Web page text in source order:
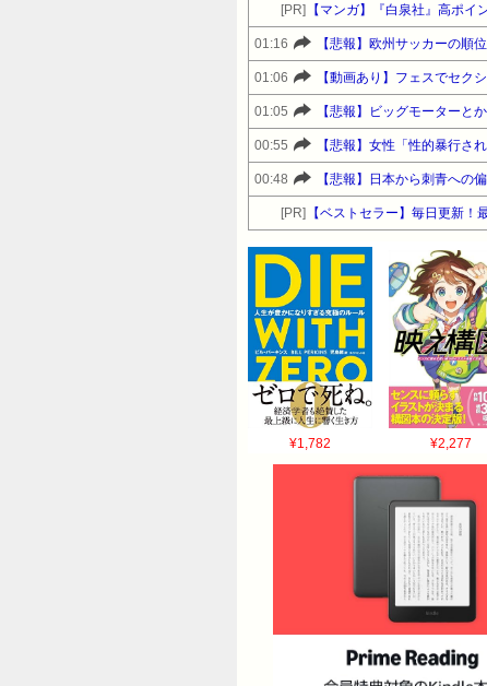
[PR] 【マンガ】『白泉社』高ポイ
01:16 【悲報】欧州サッカーの順
01:06 【動画あり】フェスでセク
01:05 【悲報】ビッグモーターと
00:55 【悲報】女性「性的暴行さ
00:48 【悲報】日本から刺青への
[PR] 【ベストセラー】毎日更新
¥1,782 ¥2,277